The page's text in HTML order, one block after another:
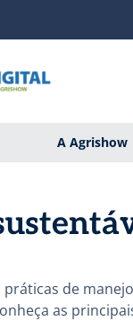
A Agrishow
práticas de
as